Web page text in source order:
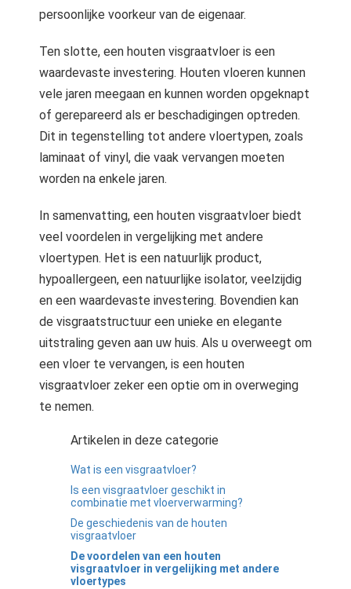
persoonlijke voorkeur van de eigenaar.
Ten slotte, een houten visgraatvloer is een
waardevaste investering. Houten vloeren kunnen
vele jaren meegaan en kunnen worden opgeknapt
of gerepareerd als er beschadigingen optreden.
Dit in tegenstelling tot andere vloertypen, zoals
laminaat of vinyl, die vaak vervangen moeten
worden na enkele jaren.
In samenvatting, een houten visgraatvloer biedt
veel voordelen in vergelijking met andere
vloertypen. Het is een natuurlijk product,
hypoallergeen, een natuurlijke isolator, veelzijdig
en een waardevaste investering. Bovendien kan
de visgraatstructuur een unieke en elegante
uitstraling geven aan uw huis. Als u overweegt om
een vloer te vervangen, is een houten
visgraatvloer zeker een optie om in overweging
te nemen.
Artikelen in deze categorie
Wat is een visgraatvloer?
Is een visgraatvloer geschikt in
combinatie met vloerverwarming?
De geschiedenis van de houten
visgraatvloer
De voordelen van een houten
visgraatvloer in vergelijking met andere
vloertypes